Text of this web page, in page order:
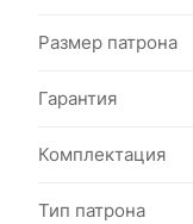
Размер патрона
Гарантия
Комплектация
Тип патрона